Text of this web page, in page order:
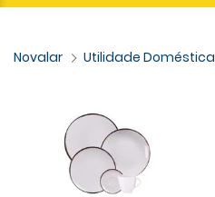
Utilidade Doméstica